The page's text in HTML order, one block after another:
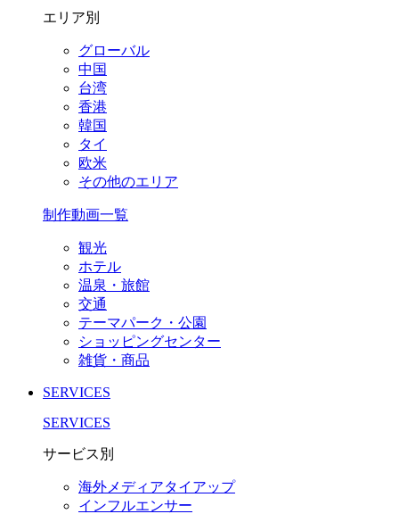
エリア別
グローバル
中国
台湾
香港
韓国
タイ
欧米
その他のエリア
制作動画一覧
観光
ホテル
温泉・旅館
交通
テーマパーク・公園
ショッピングセンター
雑貨・商品
SERVICES
SERVICES
サービス別
海外メディアタイアップ
インフルエンサー